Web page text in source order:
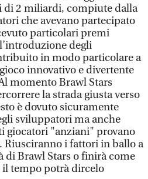
2 miliardi, compiute dalla
che avevano partecipato
particolari premi
degli
in modo particolare a
innovativo e divertente
momento Brawl Stars
la strada giusta verso
è dovuto sicuramente
sviluppatori ma anche
giocatori "anziani" provano
Riusciranno i fattori in ballo a
di Brawl Stars o finirà come
il tempo potrà dircelo